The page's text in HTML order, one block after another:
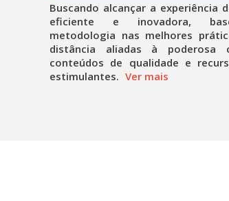
Buscando alcançar a experiência
eficiente e inovadora,
metodologia nas melhores
distância aliadas à poderosa
conteúdos de qualidade e
estimulantes. Ver mais